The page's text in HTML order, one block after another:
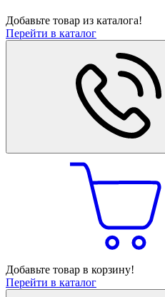
Добавьте товар из каталога!
Перейти в каталог
Добавьте товар в корзину!
Перейти в каталог